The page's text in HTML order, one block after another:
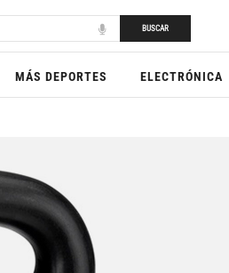
BUSCAR
MÁS DEPORTES ELECTRÓNICA